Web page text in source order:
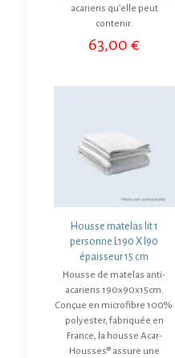
acariens qu’elle peut
contenir.
63,00€
Housse matelas lit 1
personne L190 X l90
épaisseur 15 cm
Housse de matelas anti-
acariens 190x90x15cm.
Conçue en microfibre 100%
polyester, fabriquée en
France, la housse Acar-
Housses® assure une